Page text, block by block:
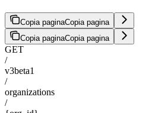
Copia paginaCopia pagina
Copia paginaCopia pagina
GET
/
v3beta1
/
organizations
/